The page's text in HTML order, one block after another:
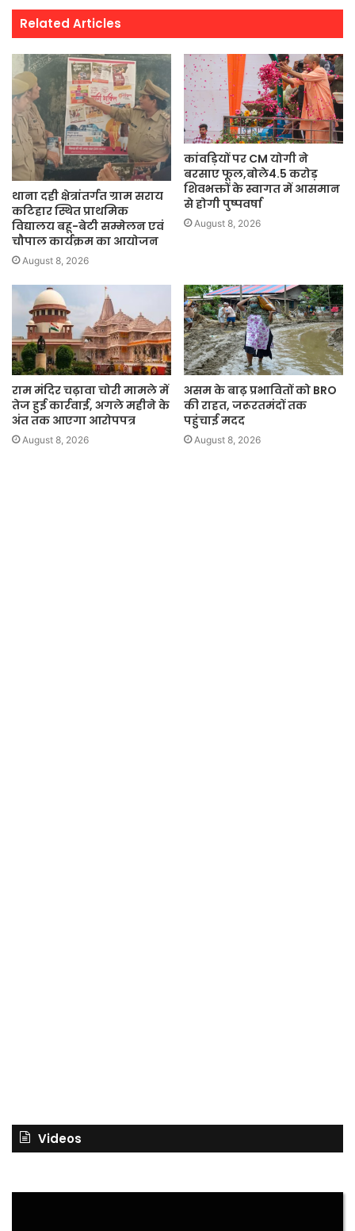
Related Articles
थाना दही क्षेत्रांतर्गत ग्राम सराय
कटिहार स्थित प्राथमिक
विद्यालय बहू-बेटी सम्मेलन एवं
चौपाल कार्यक्रम का आयोजन
August 8, 2026
कांवड़ियों पर CM योगी ने
बरसाए फूल,बोले4.5 करोड़
शिवभक्तों के स्वागत में आसमान
से होगी पुष्पवर्षा
August 8, 2026
राम मंदिर चढ़ावा चोरी मामले में
तेज हुई कार्रवाई, अगले महीने के
अंत तक आएगा आरोपपत्र
August 8, 2026
असम के बाढ़ प्रभावितों को BRO
की राहत, जरूरतमंदों तक
पहुंचाई मदद
August 8, 2026
Videos